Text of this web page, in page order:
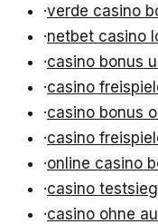
·verde casino
·netbet casino
·casino bonus
·casino
·casino bonus
·casino
·online casino
·casino
·casino ohne